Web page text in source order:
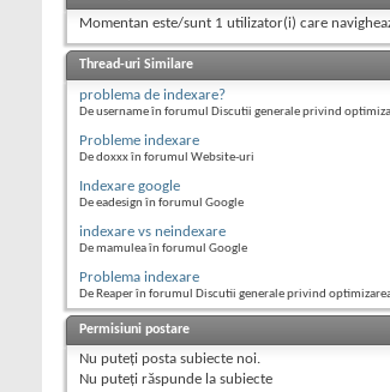
Momentan este/sunt 1 utilizator(i) care
Thread-uri Similare
problema de indexare?
De username în forumul Discutii generale privind
Probleme indexare
De doxxx în forumul Website-uri
Indexare google
De eadesign în forumul Google
indexare vs neindexare
De mamulea în forumul Google
Problema indexare
De Reaper în forumul Discutii generale privind
Permisiuni postare
Nu puteţi posta subiecte noi.
Nu puteţi răspunde la subiecte